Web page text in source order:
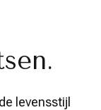
levensstijl